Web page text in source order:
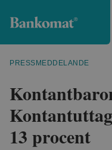
Bankomat
PRESSMEDDELANDE
13 procent